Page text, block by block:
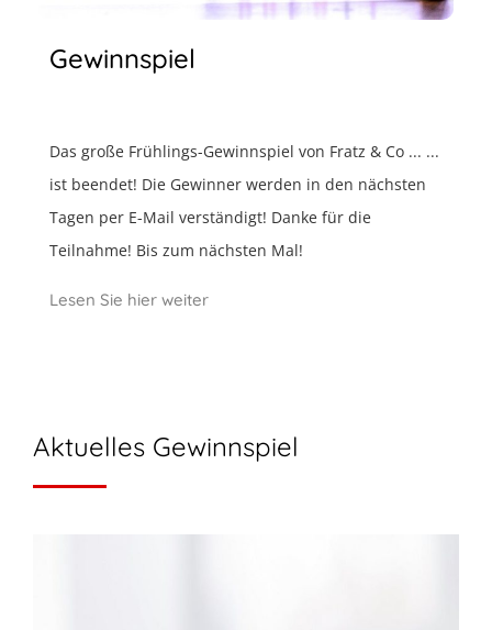
Gewinnspiel
Das große Frühlings-Gewinnspiel von Fratz & Co ... ...
ist beendet! Die Gewinner werden in den nächsten
Tagen per E-Mail verständigt! Danke für die
Teilnahme! Bis zum nächsten Mal!
Lesen Sie hier weiter
Aktuelles Gewinnspiel